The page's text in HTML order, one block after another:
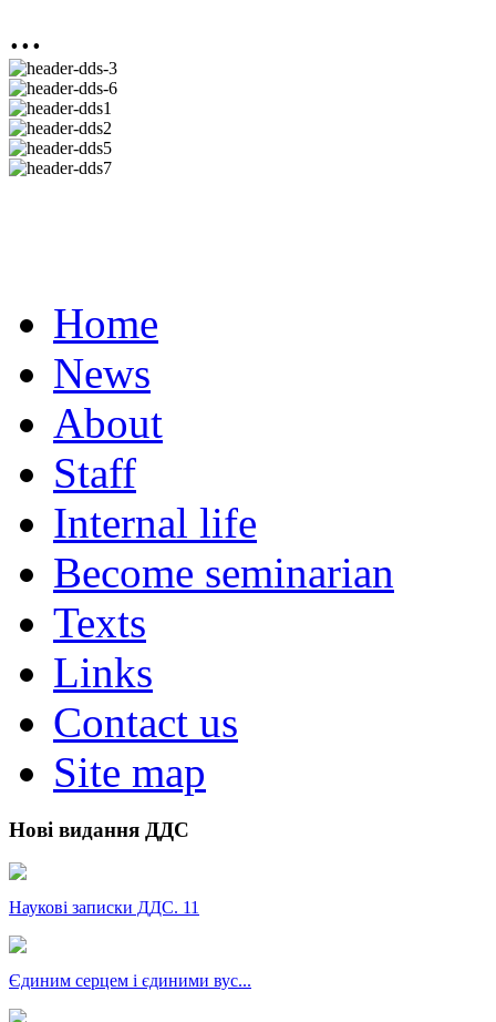
...
Home
News
About
Staff
Internal life
Become seminarian
Texts
Links
Contact us
Site map
Нові видання ДДС
Наукові записки ДДС. 11
Єдиним серцем і єдиними вус...